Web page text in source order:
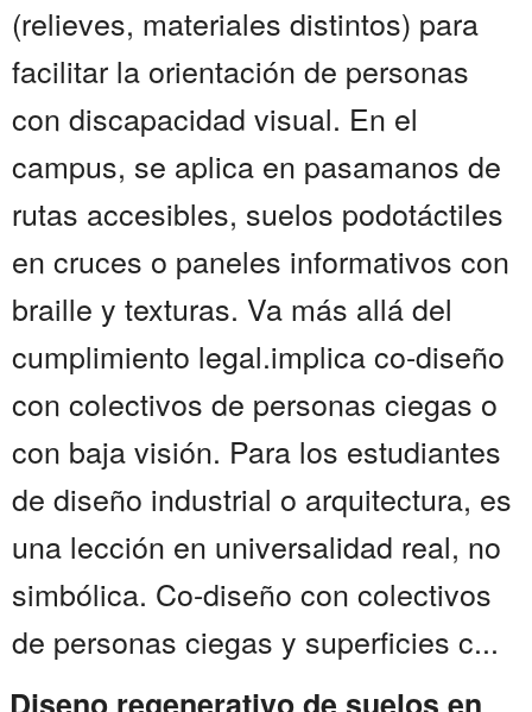
(relieves, materiales distintos) para
facilitar la orientación de personas
con discapacidad visual. En el
campus, se aplica en pasamanos de
rutas accesibles, suelos podotáctiles
en cruces o paneles informativos con
braille y texturas. Va más allá del
cumplimiento legal.implica co-diseño
con colectivos de personas ciegas o
con baja visión. Para los estudiantes
de diseño industrial o arquitectura, es
una lección en universalidad real, no
simbólica. Co-diseño con colectivos
de personas ciegas y superficies c...